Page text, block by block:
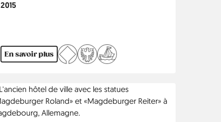
Année
2015
En savoir plus